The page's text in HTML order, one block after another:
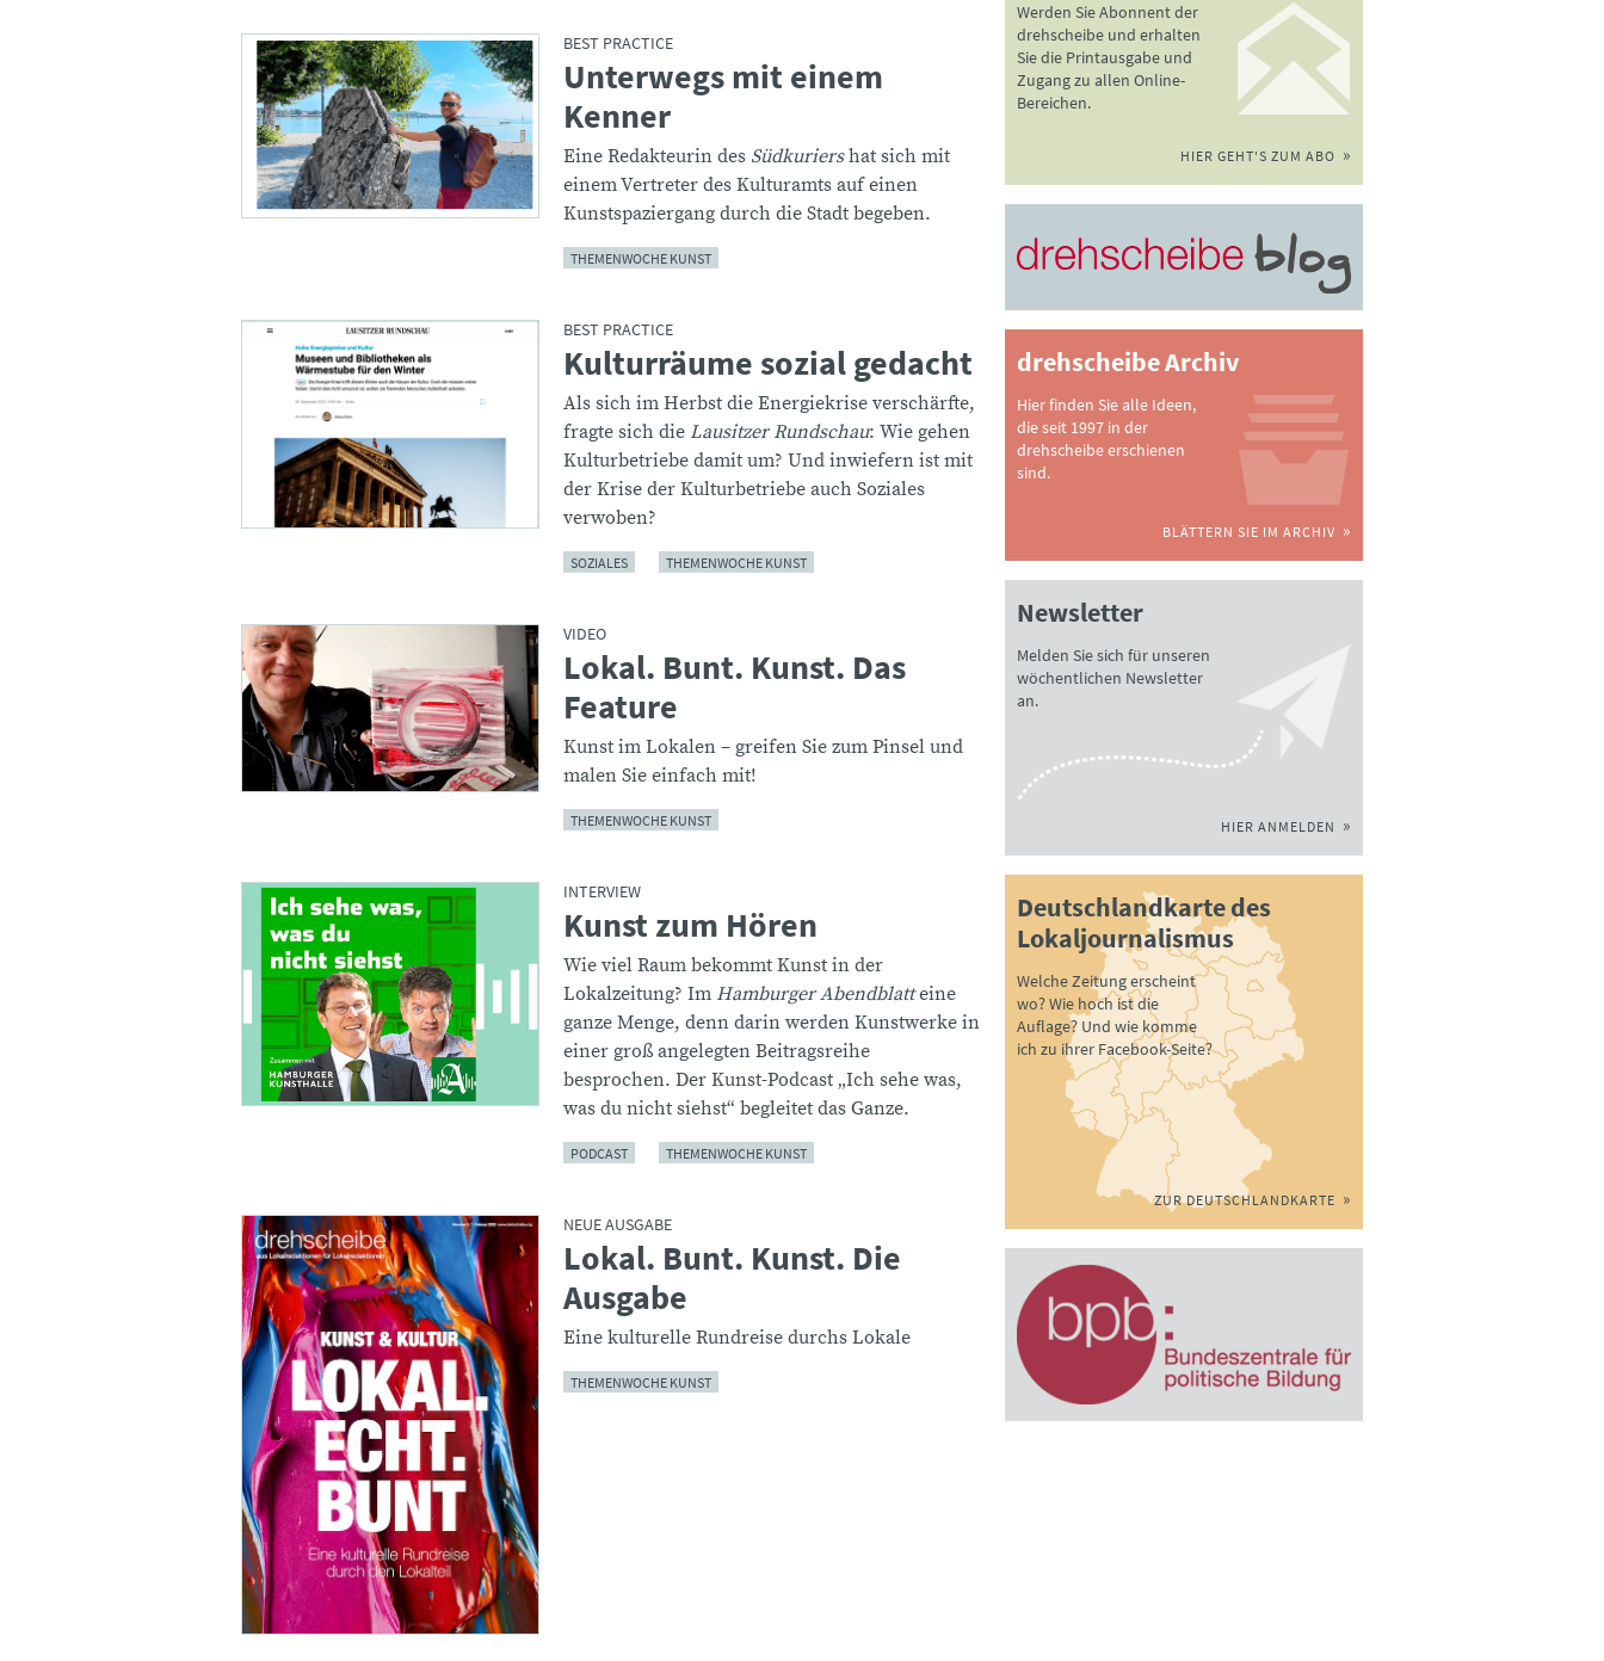
BEST PRACTICE
:Unterwegs mit einem
Kenner
Eine Redakteurin des Südkuriershat sich mit
einem Vertreter des Kulturamts auf einen
Kunstspaziergang durch die Stadt begeben.
THEMENWOCHE KUNST
BEST PRACTICE
:Kulturräume sozial gedacht
Als sich im Herbst die Energiekrise verschärfte,
fragte sich die Lausitzer Rundschau: Wie gehen
Kulturbetriebe damit um? Und inwiefern ist mit
der Krise der Kulturbetriebe auch Soziales
verwoben?
SOZIALES THEMENWOCHE KUNST
VIDEO
:Lokal. Bunt. Kunst. Das
Feature
Kunst im Lokalen – greifen Sie zum Pinsel und
malen Sie einfach mit!
THEMENWOCHE KUNST
INTERVIEW
:Kunst zum Hören
Wie viel Raum bekommt Kunst in der
Lokalzeitung? Im Hamburger Abendblatteine
ganze Menge, denn darin werden Kunstwerke in
einer groß angelegten Beitragsreihe
besprochen. Der Kunst-Podcast „Ich sehe was,
was du nicht siehst“ begleitet das Ganze.
PODCAST THEMENWOCHE KUNST
NEUE AUSGABE
:Lokal. Bunt. Kunst. Die
Ausgabe
Eine kulturelle Rundreise durchs Lokale
THEMENWOCHE KUNST
Werden Sie Abonnent der
drehscheibe und erhalten
Sie die Printausgabe und
Zugang zu allen Online-
Bereichen.
HIER GEHT'S ZUM ABO
drehscheibe Archiv
Hier finden Sie alle Ideen,
die seit 1997 in der
drehscheibe erschienen
sind.
BLÄTTERN SIE IM ARCHIV
Newsletter
Melden Sie sich für unseren
wöchentlichen Newsletter
an.
HIER ANMELDEN
Deutschlandkarte des
Lokaljournalismus
Welche Zeitung erscheint
wo? Wie hoch ist die
Auflage? Und wie komme
ich zu ihrer Facebook-Seite?
ZUR DEUTSCHLANDKARTE